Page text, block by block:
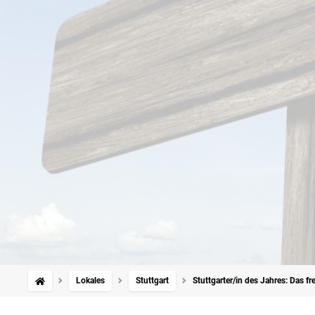
Lokales Stuttgart Stuttgarter/in des Jahres: Das